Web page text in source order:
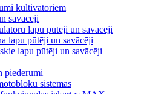
kultivatoriem
savācēji
lapu pūtēji un savācēji
lapu pūtēji un savācēji
lapu pūtēji un savācēji
piederumi
sistēmas